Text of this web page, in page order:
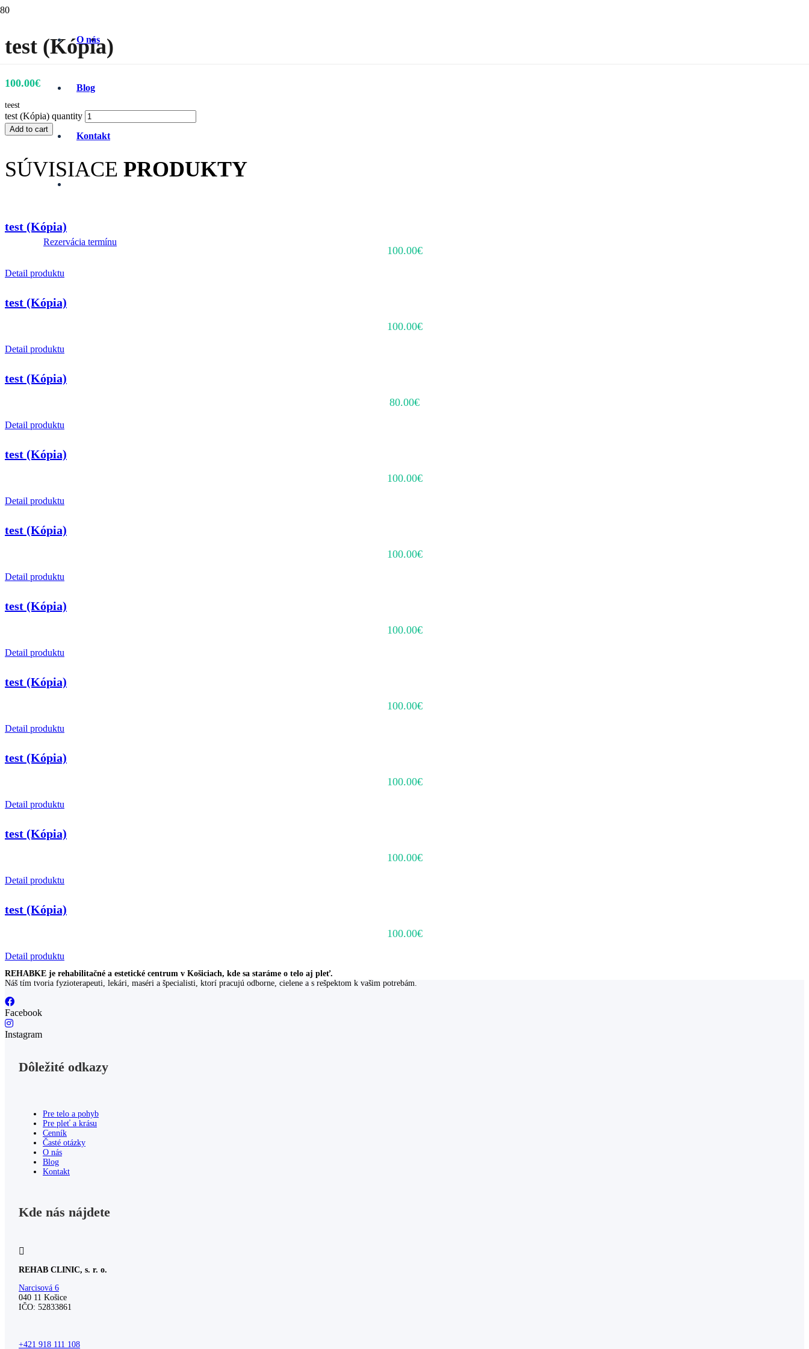
O nás
Blog
Kontakt
Rezervácia termínu
test (Kópia)
100.00€
teest
test (Kópia) quantity
Add to cart
SÚVISIACE PRODUKTY
test (Kópia)
100.00€
Detail produktu
test (Kópia)
100.00€
Detail produktu
test (Kópia)
80.00€
Detail produktu
test (Kópia)
100.00€
Detail produktu
test (Kópia)
100.00€
Detail produktu
test (Kópia)
100.00€
Detail produktu
test (Kópia)
100.00€
Detail produktu
test (Kópia)
100.00€
Detail produktu
test (Kópia)
100.00€
Detail produktu
test (Kópia)
100.00€
Detail produktu
REHABKE je rehabilitačné a estetické centrum v Košiciach, kde sa staráme o telo aj pleť.
Náš tím tvoria fyzioterapeuti, lekári, maséri a špecialisti, ktorí pracujú odborne, cielene a s rešpektom k vašim potrebám.
Facebook
Instagram
Dôležité odkazy
Pre telo a pohyb
Pre pleť a krásu
Cenník
Časté otázky
O nás
Blog
Kontakt
Kde nás nájdete
REHAB CLINIC, s. r. o.
Narcisová 6
040 11 Košice
IČO: 52833861
+421 918 111 108